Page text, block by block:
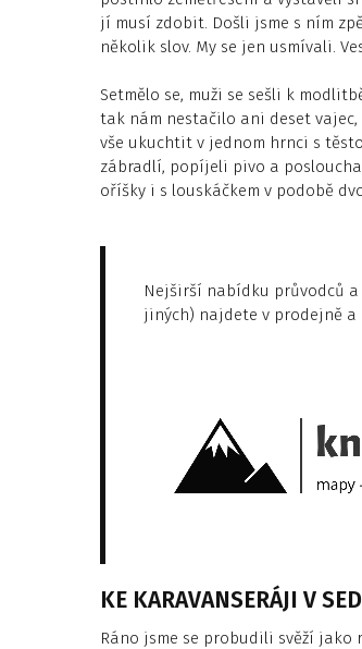
jí musí zdobit. Došli jsme s ním
několik slov. My se jen usmívali.
Setmělo se, muži se sešli k
tak nám nestačilo ani deset
vše ukuchtit v jednom hrnci s
zábradlí, popíjeli pivo a
oříšky i s louskáčkem v podobě
Nejširší nabídku průvodců
jiných) najdete v prodejně a
KE KARAVANSERÁJI V
Ráno jsme se probudili svěží